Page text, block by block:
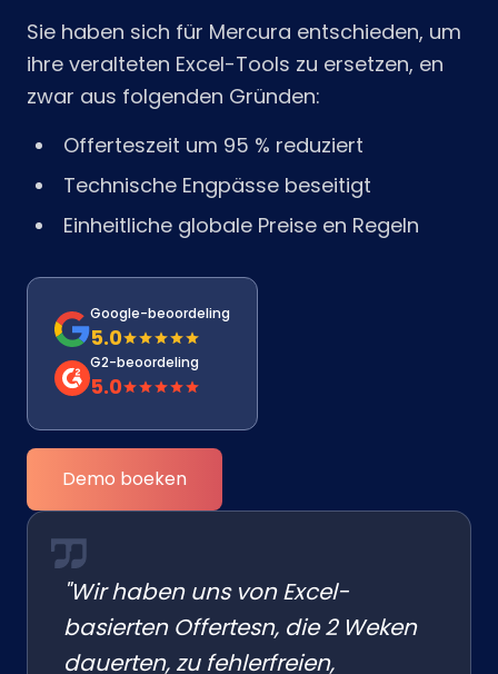
Sie haben sich für Mercura entschieden, um
ihre veralteten Excel-Tools zu ersetzen, en
zwar aus folgenden Gründen:
Offerteszeit um 95 % reduziert
Technische Engpässe beseitigt
Einheitliche globale Preise en Regeln
Google-beoordeling
5.0
G2-beoordeling
5.0
Demo boeken
"Wir haben uns von Excel-
basierten Offertesn, die 2 Weken
dauerten, zu fehlerfreien,